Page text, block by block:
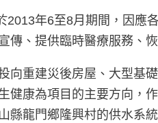
年6至8月期間，因
傳、提供臨時醫療服務、恢
向重建災後房屋、大型
健康為項目的主要方向
縣龍門鄉隆興村的供水